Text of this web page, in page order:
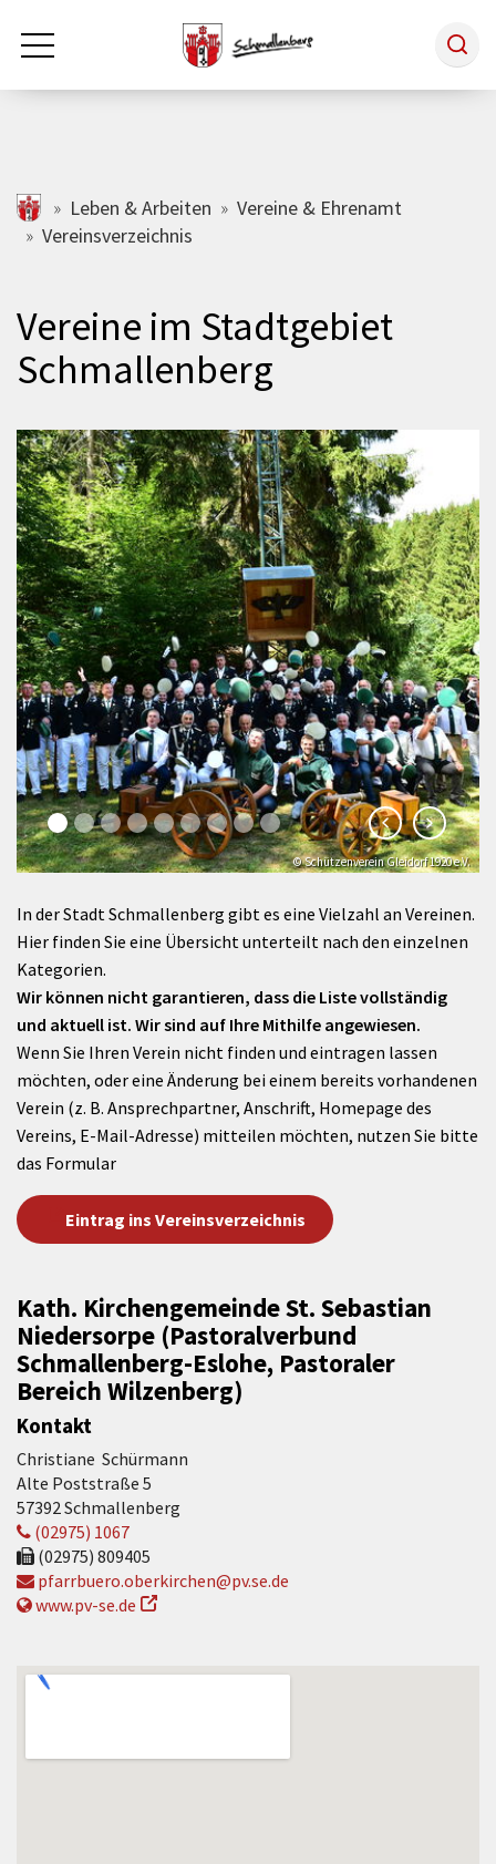
Zum Hauptinhalt springen
Rathaus & Politik
Tourismus
Wirtschaft
schmallenberg.de
Leben & Arbeiten
Vereine & Ehrenamt
Vereinsverzeichnis
Vereine im Stadtgebiet
Schmallenberg
© Schützenverein Gleidorf 1920 e.V.
© Klaus-Peter Kappest
In der Stadt Schmallenberg gibt es eine Vielzahl an Vereinen.
Hier finden Sie eine Übersicht unterteilt nach den einzelnen
Kategorien.
Wir können nicht garantieren, dass die Liste vollständig
und aktuell ist. Wir sind auf Ihre Mithilfe angewiesen.
Wenn Sie Ihren Verein nicht finden und eintragen lassen
möchten, oder eine Änderung bei einem bereits vorhandenen
Verein (z. B. Ansprechpartner, Anschrift, Homepage des
Vereins, E-Mail-Adresse) mitteilen möchten, nutzen Sie bitte
das Formular
Eintrag ins Vereinsverzeichnis
Kath. Kirchengemeinde St. Sebastian
Niedersorpe (Pastoralverbund
Schmallenberg-Eslohe, Pastoraler
Bereich Wilzenberg)
Kontakt
Christiane Schürmann
Alte Poststraße 5
57392 Schmallenberg
(02975) 1067
(02975) 809405
pfarrbuero.oberkirchen@pv.se.de
www.pv-se.de